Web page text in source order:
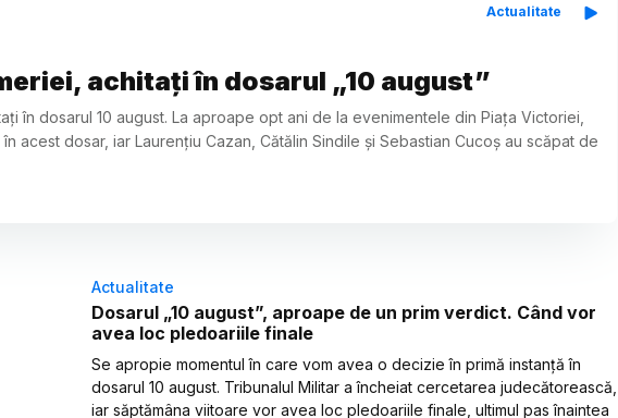
Actualitate
achitați în dosarul „10 august”
în dosarul 10 august. La aproape opt ani de la evenimentele din Piața Victoriei,
acest dosar, iar Laurențiu Cazan, Cătălin Sindile și Sebastian Cucoș au scăpat de
Actualitate
Dosarul „10 august”, aproape de un prim verdict. Când vor
avea loc pledoariile finale
Se apropie momentul în care vom avea o decizie în primă instanță în
dosarul 10 august. Tribunalul Militar a încheiat cercetarea judecătorească,
iar săptămâna viitoare vor avea loc pledoariile finale, ultimul pas înaintea